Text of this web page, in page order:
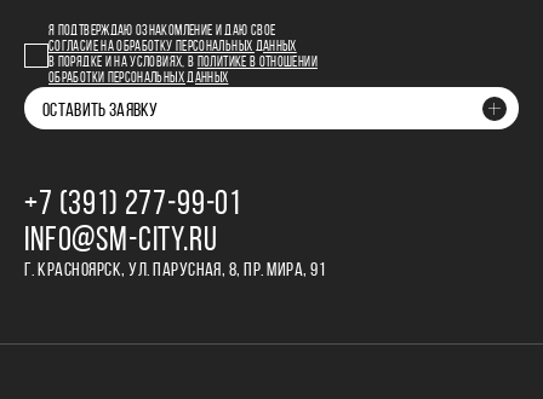
Я ПОДТВЕРЖДАЮ ОЗНАКОМЛЕНИЕ И ДАЮ СВОЕ
СОГЛАСИЕ НА ОБРАБОТКУ ПЕРСОНАЛЬНЫХ ДАННЫХ
В ПОРЯДКЕ И НА УСЛОВИЯХ, В
ПОЛИТИКЕ В ОТНОШЕНИИ
ОБРАБОТКИ ПЕРСОНАЛЬНЫХ ДАННЫХ
ОСТАВИТЬ ЗАЯВКУ
+7 (391) 277‒99‒01
INFO@SM-CITY.RU
Г. КРАСНОЯРСК, УЛ. ПАРУСНАЯ, 8, ПР. МИРА, 91